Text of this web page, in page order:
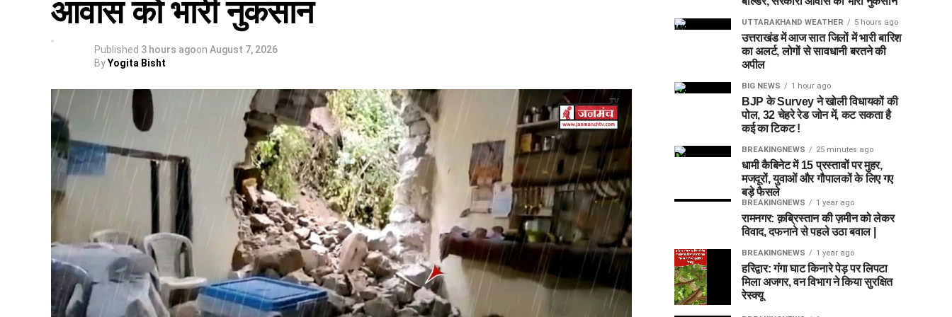
पढ़े धामी कैबिनेट के प्रमुख फैसले
GST संशोधित अध्यादेश को मंजूरी।
नैनीताल हाईकोर्ट के लिए हल्द्वानी गौलापार में 30 हेक्टेयर जमीन देने का फैसला।
आवास को भारी नुकसान
Published 3 hours agoon August 7, 2026
ByYogita Bisht
UTTARAKHAND WEATHER 5 hours ago
उत्तराखंड में आज सात जिलों में भारी बारिश
का अलर्ट, लोगों से सावधानी बरतने की
अपील
BIG NEWS 1 hour ago
BJP के Survey ने खोली विधायकों की
पोल, 32 चेहरे रेड जोन में, कट सकता है
कई का टिकट !
BREAKINGNEWS 25 minutes ago
धामी कैबिनेट में 15 प्रस्तावों पर मुहर,
मजदूरों, युवाओं और गौपालकों के लिए गए
बड़े फैसले
BREAKINGNEWS 1 year ago
रामनगर: क़ब्रिस्तान की ज़मीन को लेकर
विवाद, दफनाने से पहले उठा बवाल |
BREAKINGNEWS 1 year ago
हरिद्वार: गंगा घाट किनारे पेड़ पर लिपटा
मिला अजगर, वन विभाग ने किया सुरक्षित
रेस्क्यू